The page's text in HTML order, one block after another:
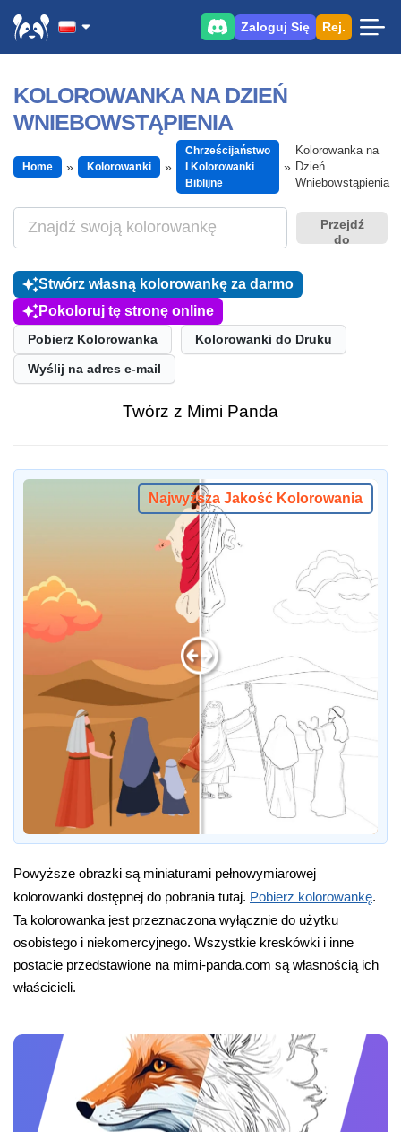
Zaloguj Się Rej.
KOLOROWANKA NA DZIEŃ
WNIEBOWSTĄPIENIA
Home Kolorowanki
Chrześcijaństwo
I Kolorowanki
Biblijne
Kolorowanka na
Dzień
Wniebowstąpienia
Przejdź
do
Stwórz własną kolorowankę za darmo
Pokoloruj tę stronę online
Pobierz Kolorowanka Kolorowanki do Druku
Wyślij na adres e-mail
Twórz z Mimi Panda
Najwyższa Jakość Kolorowania
Powyższe obrazki są miniaturami pełnowymiarowej
kolorowanki dostępnej do pobrania tutaj. Pobierz kolorowankę.
Ta kolorowanka jest przeznaczona wyłącznie do użytku
osobistego i niekomercyjnego. Wszystkie kreskówki i inne
postacie przedstawione na mimi-panda.com są własnością ich
właścicieli.